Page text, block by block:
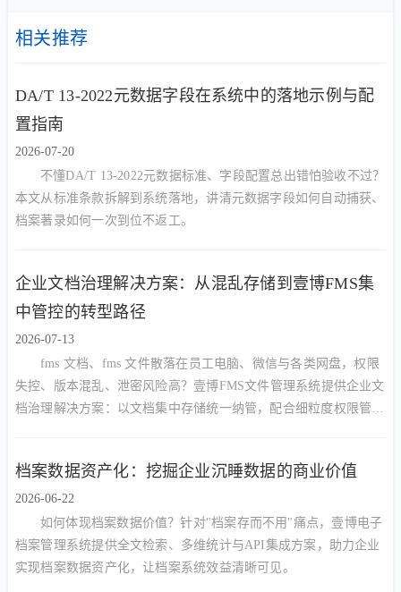
相关推荐
DA/T 13-2022元数据字段在系统中的落地示例与配
置指南
2026-07-20
不懂DA/T 13-2022元数据标准、字段配置总出错怕验收不过？
本文从标准条款拆解到系统落地，讲清元数据字段如何自动捕获、
档案著录如何一次到位不返工。
企业文档治理解决方案：从混乱存储到壹博FMS集
中管控的转型路径
2026-07-13
fms 文档、fms 文件散落在员工电脑、微信与各类网盘，权限
失控、版本混乱、泄密风险高？壹博FMS文件管理系统提供企业文
档治理解决方案：以文档集中存储统一纳管，配合细粒度权限管
档案数据资产化：挖掘企业沉睡数据的商业价值
2026-06-22
如何体现档案数据价值？针对"档案存而不用"痛点，壹博电子
档案管理系统提供全文检索、多维统计与API集成方案，助力企业
实现档案数据资产化，让档案系统效益清晰可见。